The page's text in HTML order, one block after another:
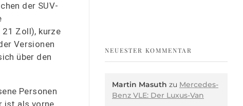
der SUV-
21 Zoll), kurze
Versionen
über den
Personen
ist als vorne.
NEUESTER KOMMENTAR
Martin Masuth zu Mercedes-
Benz VLE: Der Luxus-Van